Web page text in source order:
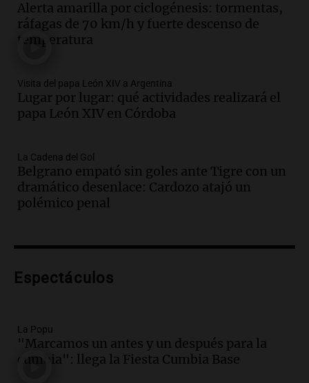
ley Joaquín.
Viva la Radio Rosario
Episodios
de hacienda: “Las tecnologías no
reemplazan el contacto con la gente”
La Argentina, hoy
Audio.Un trabajador herido tras caer a
un pozo de 17 metros en Nueva Córdoba
Panorama Federal
Episodios
nuevo híbrido enchufable de Chery llega
Panorama Federal
Mundial de Natación de Invierno con
récords y atletas de 20 países
Amamos Argentina
Alerta amarilla por ciclogénesis: tormentas,
ráfagas de 70 km/h y fuerte descenso de
temperatura
Visita del papa León XIV a Argentina
Lugar por lugar: qué actividades realizará el
papa León XIV en Córdoba
La Cadena del Gol
Belgrano empató sin goles ante Tigre con un
dramático desenlace: Cardozo atajó un
polémico penal
Espectáculos
La Popu
"Marcamos un antes y un después para la
cumbia": llega la Fiesta Cumbia Base